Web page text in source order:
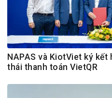
NAPAS và KiotViet ký
thái thanh toán VietQR